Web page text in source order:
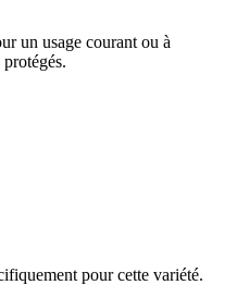
un usage courant ou à
pour cette variété.